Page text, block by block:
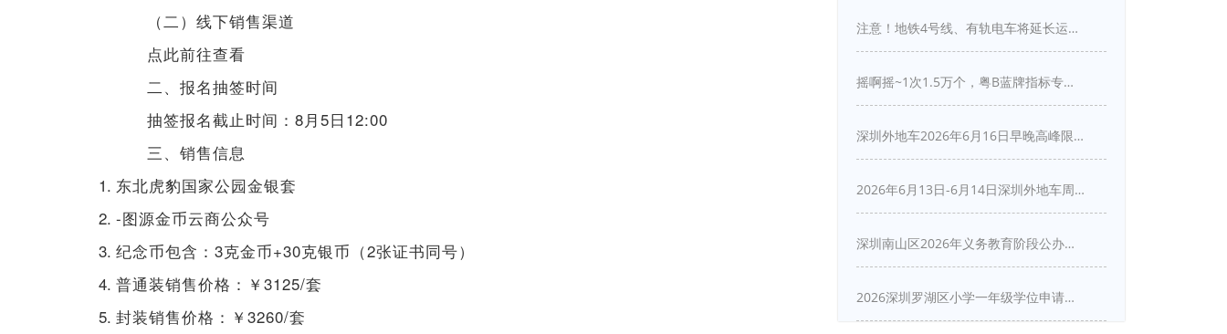
（二）线下销售渠道
点此前往查看
二、报名抽签时间
抽签报名截止时间：8月5日12:00
三、销售信息
东北虎豹国家公园金银套
-图源金币云商公众号
纪念币包含：3克金币+30克银币（2张证书同号）
普通装销售价格：￥3125/套
封装销售价格：￥3260/套
注意！地铁4号线、有轨电车将延长运营服务！
摇啊摇~1次1.5万个，粤B蓝牌指标专项摇号又来啦！
深圳外地车2026年6月16日早晚高峰限行详情
2026年6月13日-6月14日深圳外地车周末限行吗
深圳南山区2026年义务教育阶段公办学校新生入学申请指南
2026深圳罗湖区小学一年级学位申请指南